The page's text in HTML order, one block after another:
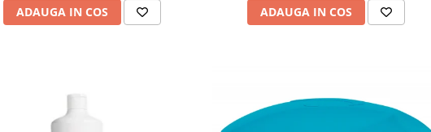
ADAUGA IN COS ADAUGA IN COS